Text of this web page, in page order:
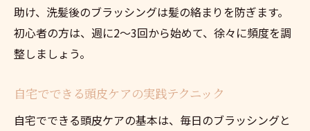
助け、洗髪後のブラッシングは髪の絡まりを防ぎます。
初心者の方は、週に2～3回から始めて、徐々に頻度を調
整しましょう。
自宅でできる頭皮ケアの実践テクニック
自宅でできる頭皮ケアの基本は、毎日のブラッシングと